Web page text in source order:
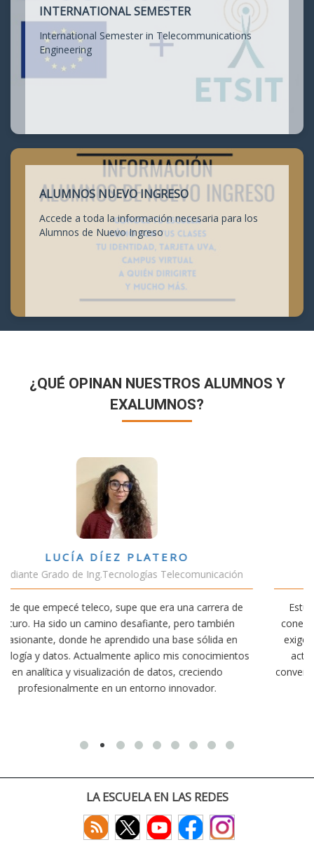
INTERNATIONAL SEMESTER
International Semester in Telecommunications
Engineering
ALUMNOS NUEVO INGRESO
Accede a toda la información necesaria para los
Alumnos de Nuevo Ingreso
¿QUÉ OPINAN NUESTROS ALUMNOS Y
EXALUMNOS?
de
VÍCTOR SÁNCHEZ VALENCIA
Estudiante Doble Grado Teleco-ADE
Estudiar teleco me ha permitido comprender cómo la
conectividad afecta nuestra vida diaria. Aunque la
exige esfuerzo, he dedicado parte de mi tiempo a otras
actividades como el salvamento y socorrismo. Estoy
convencido de que elegir teleco ha sido una de las
decisiones que he tomado.
LA ESCUELA EN LAS REDES